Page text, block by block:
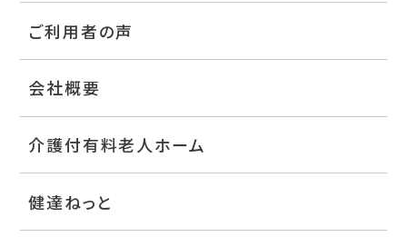
ご利用者の声
会社概要
介護付有料老人ホーム
健達ねっと